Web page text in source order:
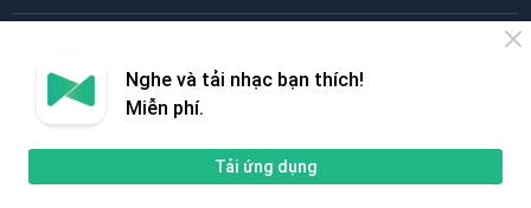
Nghe và tải nhạc bạn thích!
Miễn phí.
Tải ứng dụng